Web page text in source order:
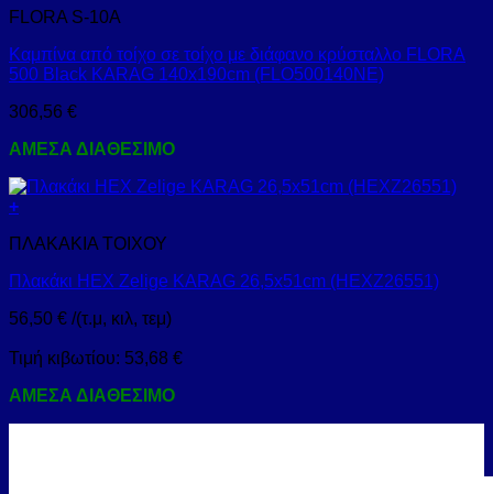
FLORA S-10A
Καμπίνα από τοίχο σε τοίχο με διάφανο κρύσταλλο FLORA
500 Black KARAG 140x190cm (FLO500140NE)
306,56 €
ΑΜΕΣΑ ΔΙΑΘΕΣΙΜΟ
+
ΠΛΑΚΑΚΙΑ ΤΟΙΧΟΥ
Πλακάκι HEX Zelige KARAG 26,5x51cm (HEXZ26551)
56,50 € /(τ.μ, κιλ, τεμ)
Τιμή κιβωτίου: 53,68 €
ΑΜΕΣΑ ΔΙΑΘΕΣΙΜΟ